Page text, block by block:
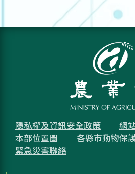
隱私權及資訊安全政策
網
本部位置圖
各縣市動物保
緊急災害聯絡